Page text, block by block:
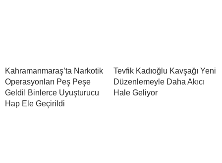
Kahramanmaraş’ta Narkotik
Operasyonları Peş Peşe
Geldi! Binlerce Uyuşturucu
Hap Ele Geçirildi
Tevfik Kadıoğlu Kavşağı Yeni
Düzenlemeyle Daha Akıcı
Hale Geliyor